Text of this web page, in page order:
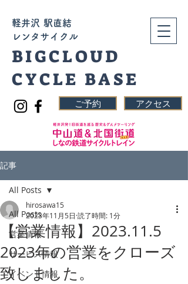
​軽井沢 駅直結
レンタサイクル
BIGCLOUD
CYCLE BASE
アクセス
ご予約
記事
All Posts
営業情報
サービス情報
イベント情報
All Posts
【営業情報】2023.11.5
2023年の営業をクローズ
致しました。
hirosawa15
2023年11月5日 読了時間: 1分